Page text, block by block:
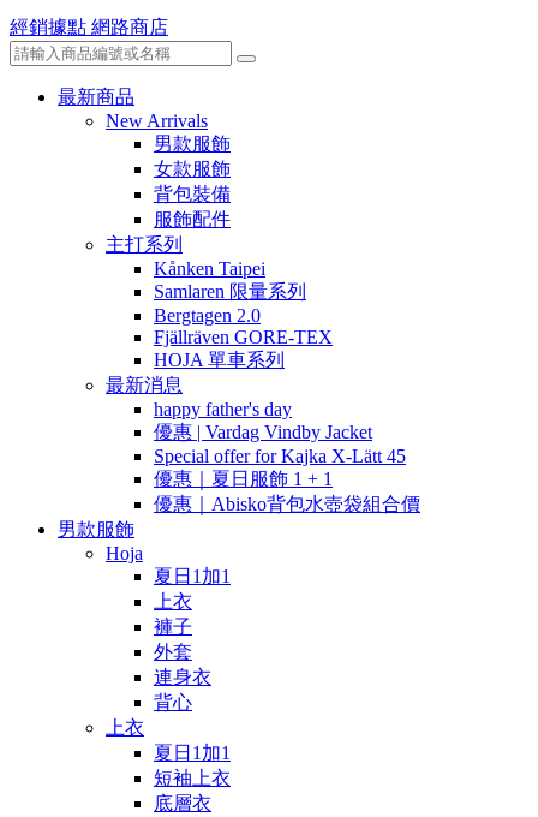
經銷據點 網路商店
最新商品
New Arrivals
男款服飾
女款服飾
背包裝備
服飾配件
主打系列
Kånken Taipei
Samlaren 限量系列
Bergtagen 2.0
Fjällräven GORE-TEX
HOJA 單車系列
最新消息
happy father's day
優惠 | Vardag Vindby Jacket
Special offer for Kajka X-Lätt 45
優惠｜夏日服飾 1 + 1
優惠｜Abisko背包水壺袋組合價
男款服飾
Hoja
夏日1加1
上衣
褲子
外套
連身衣
背心
上衣
夏日1加1
短袖上衣
底層衣